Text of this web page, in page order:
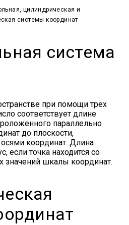
цилиндрическая и
системы координат
система
при помощи трех
соответствует длине
параллельно
до плоскости,
координат. Длина
если точка находится со
значений шкалы координат.